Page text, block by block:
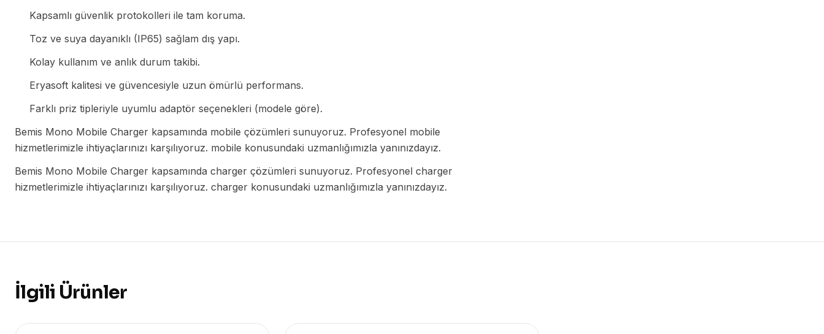
Kapsamlı güvenlik protokolleri ile tam koruma.
Toz ve suya dayanıklı (IP65) sağlam dış yapı.
Kolay kullanım ve anlık durum takibi.
Eryasoft kalitesi ve güvencesiyle uzun ömürlü performans.
Farklı priz tipleriyle uyumlu adaptör seçenekleri (modele göre).
Bemis Mono Mobile Charger kapsamında mobile çözümleri sunuyoruz. Profesyonel mobile
hizmetlerimizle ihtiyaçlarınızı karşılıyoruz. mobile konusundaki uzmanlığımızla yanınızdayız.
Bemis Mono Mobile Charger kapsamında charger çözümleri sunuyoruz. Profesyonel charger
hizmetlerimizle ihtiyaçlarınızı karşılıyoruz. charger konusundaki uzmanlığımızla yanınızdayız.
İlgili Ürünler